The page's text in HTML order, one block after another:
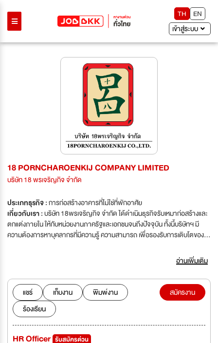
TH
EN
เข้าสู่ระบบ
18 PORNCHAROENKIJ COMPANY LIMITED
บริษัท 18 พรเจริญกิจ จำกัด
ประเภทธุรกิจ :การก่อสร้างอาคารที่ไม่ใช่ที่พักอาศัย
เกี่ยวกับเรา :บริษัท 18พรเจริญกิจ จำกัด ได้ดำเนินธุรกิจรับเหมาก่อสร้างและ
ตกแต่งภายใน ให้กับหน่วยงานภาครัฐและเอกชนจนถึงปัจจุบัน ทั้งนี้บริษัทฯ มี
ความต้องการหาบุคลากรที่มีความรู้ ความสามารถ เพื่อรองรับการเติบโตของ
อ่านเพิ่มเติม
แชร์ เก็บงาน
พิมพ์งาน
ร้องเรียน
สมัครงาน
HR Officer รับสมัครด่วน